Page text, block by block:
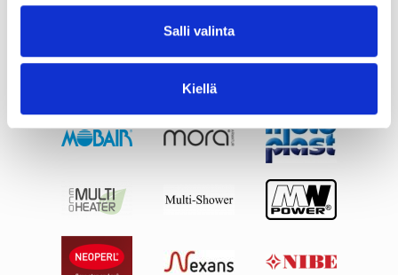
Salli valinta
Kiellä